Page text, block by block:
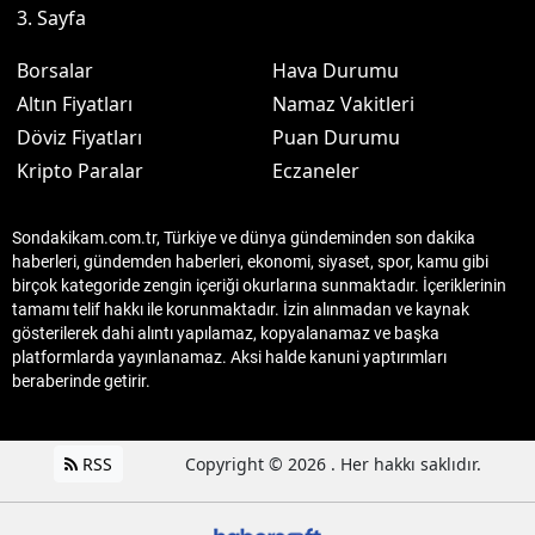
3. Sayfa
Borsalar
Altın Fiyatları
Döviz Fiyatları
Kripto Paralar
Hava Durumu
Namaz Vakitleri
Puan Durumu
Eczaneler
Sondakikam.com.tr, Türkiye ve dünya gündeminden son dakika
haberleri, gündemden haberleri, ekonomi, siyaset, spor, kamu gibi
birçok kategoride zengin içeriği okurlarına sunmaktadır. İçeriklerinin
tamamı telif hakkı ile korunmaktadır. İzin alınmadan ve kaynak
gösterilerek dahi alıntı yapılamaz, kopyalanamaz ve başka
platformlarda yayınlanamaz. Aksi halde kanuni yaptırımları
beraberinde getirir.
RSS Copyright © 2026 . Her hakkı saklıdır.